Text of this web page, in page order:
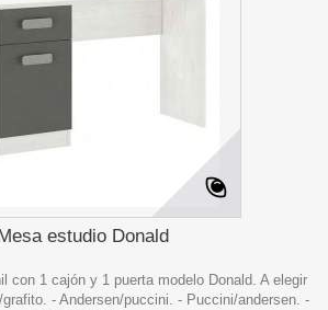
estudio Donald
con 1 cajón y 1 puerta modelo Donald. A elegir
- Andersen/puccini. - Puccini/andersen. -